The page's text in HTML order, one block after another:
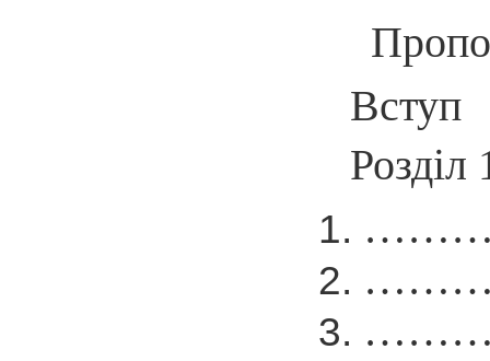
Вступ
Розділ
………..
………..
………..